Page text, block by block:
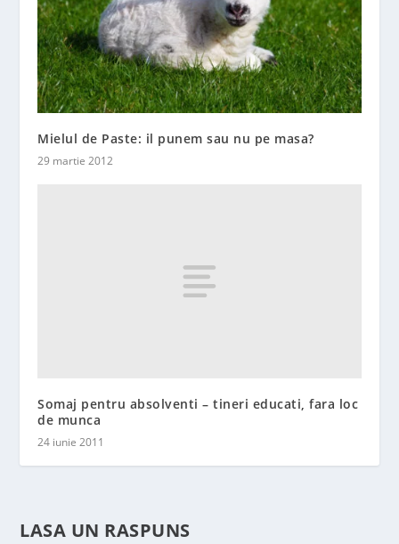
Mielul de Paste: il punem sau nu pe masa?
29 martie 2012
Somaj pentru absolventi – tineri educati, fara loc
de munca
24 iunie 2011
LASA UN RASPUNS